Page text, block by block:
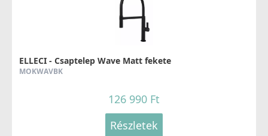
ELLECI - Csaptelep Wave Matt fekete
MOKWAVBK
126 990 Ft
Részletek